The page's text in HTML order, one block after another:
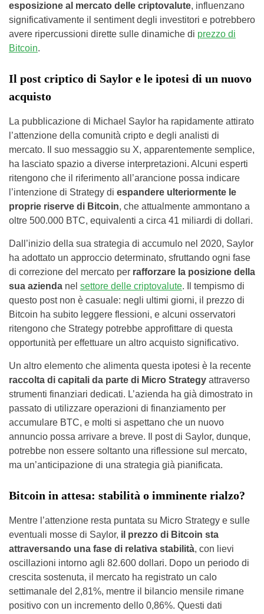
esposizione al mercato delle criptovalute, influenzano
significativamente il sentiment degli investitori e potrebbero
avere ripercussioni dirette sulle dinamiche di prezzo di
Bitcoin.
Il post criptico di Saylor e le ipotesi di un nuovo
acquisto
La pubblicazione di Michael Saylor ha rapidamente attirato
l’attenzione della comunità cripto e degli analisti di
mercato. Il suo messaggio su X, apparentemente semplice,
ha lasciato spazio a diverse interpretazioni. Alcuni esperti
ritengono che il riferimento all’arancione possa indicare
l’intenzione di Strategy di espandere ulteriormente le
proprie riserve di Bitcoin, che attualmente ammontano a
oltre 500.000 BTC, equivalenti a circa 41 miliardi di dollari.
Dall’inizio della sua strategia di accumulo nel 2020, Saylor
ha adottato un approccio determinato, sfruttando ogni fase
di correzione del mercato per rafforzare la posizione della
sua azienda nel settore delle criptovalute. Il tempismo di
questo post non è casuale: negli ultimi giorni, il prezzo di
Bitcoin ha subito leggere flessioni, e alcuni osservatori
ritengono che Strategy potrebbe approfittare di questa
opportunità per effettuare un altro acquisto significativo.
Un altro elemento che alimenta questa ipotesi è la recente
raccolta di capitali da parte di Micro Strategy attraverso
strumenti finanziari dedicati. L’azienda ha già dimostrato in
passato di utilizzare operazioni di finanziamento per
accumulare BTC, e molti si aspettano che un nuovo
annuncio possa arrivare a breve. Il post di Saylor, dunque,
potrebbe non essere soltanto una riflessione sul mercato,
ma un’anticipazione di una strategia già pianificata.
Bitcoin in attesa: stabilità o imminente rialzo?
Mentre l’attenzione resta puntata su Micro Strategy e sulle
eventuali mosse di Saylor, il prezzo di Bitcoin sta
attraversando una fase di relativa stabilità, con lievi
oscillazioni intorno agli 82.600 dollari. Dopo un periodo di
crescita sostenuta, il mercato ha registrato un calo
settimanale del 2,81%, mentre il bilancio mensile rimane
positivo con un incremento dello 0,86%. Questi dati